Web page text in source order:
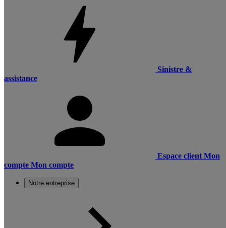
Sinistre &
assistance
Espace client Mon
compte Mon compte
Notre entreprise